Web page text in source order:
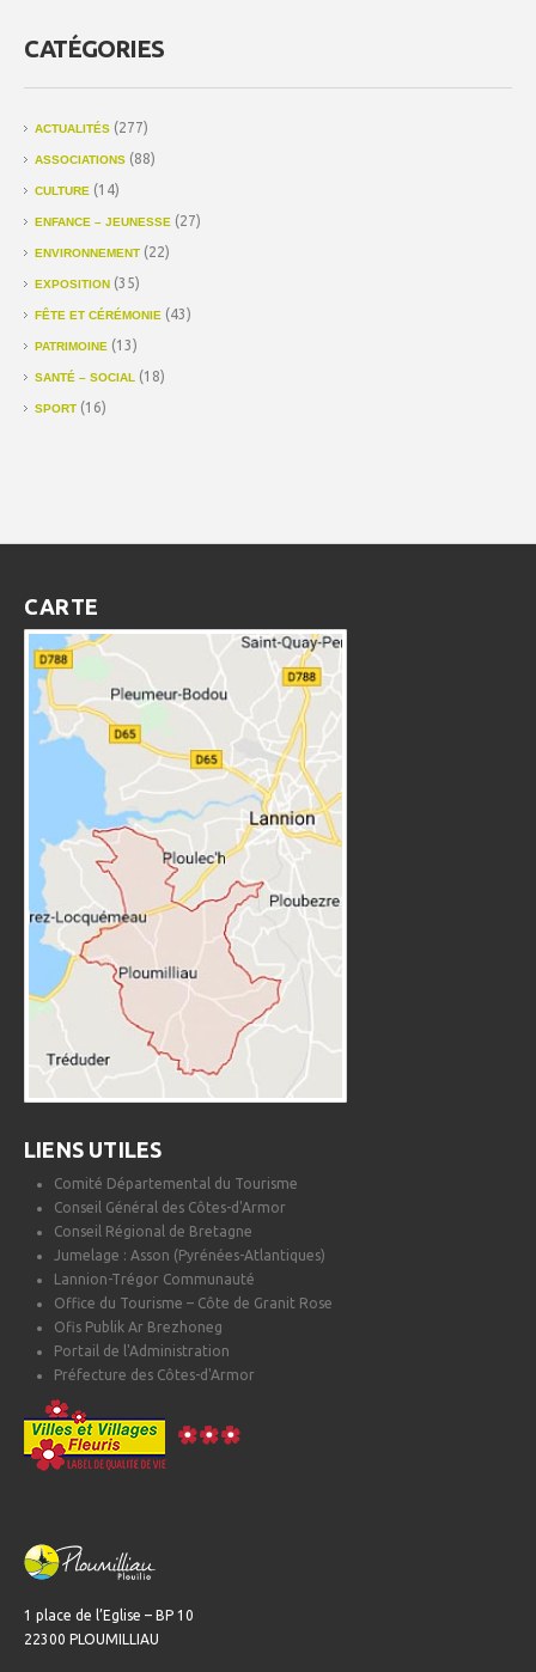
CATÉGORIES
ACTUALITÉS (277)
ASSOCIATIONS (88)
CULTURE (14)
ENFANCE – JEUNESSE (27)
ENVIRONNEMENT (22)
EXPOSITION (35)
FÊTE ET CÉRÉMONIE (43)
PATRIMOINE (13)
SANTÉ – SOCIAL (18)
SPORT (16)
CARTE
LIENS UTILES
Comité Départemental du Tourisme
Conseil Général des Côtes-d'Armor
Conseil Régional de Bretagne
Jumelage : Asson (Pyrénées-Atlantiques)
Lannion-Trégor Communauté
Office du Tourisme – Côte de Granit Rose
Ofis Publik Ar Brezhoneg
Portail de l'Administration
Préfecture des Côtes-d'Armor
1 place de l’Eglise – BP 10
22300 PLOUMILLIAU